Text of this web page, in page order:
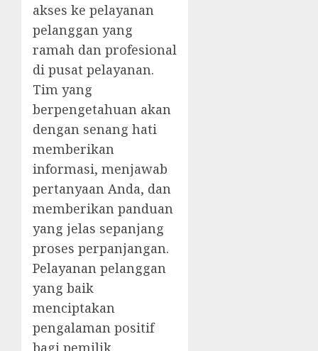
akses ke pelayanan
pelanggan yang
ramah dan profesional
di pusat pelayanan.
Tim yang
berpengetahuan akan
dengan senang hati
memberikan
informasi, menjawab
pertanyaan Anda, dan
memberikan panduan
yang jelas sepanjang
proses perpanjangan.
Pelayanan pelanggan
yang baik
menciptakan
pengalaman positif